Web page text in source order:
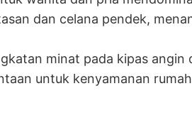
dan celana pendek,
minat pada kipas angin
untuk kenyamanan